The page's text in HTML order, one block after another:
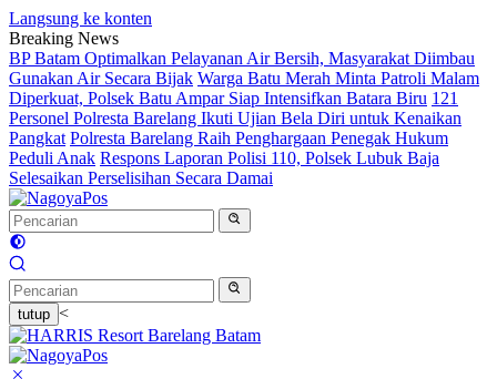
Langsung ke konten
Breaking News
BP Batam Optimalkan Pelayanan Air Bersih, Masyarakat Diimbau
Gunakan Air Secara Bijak Warga Batu Merah Minta Patroli Malam
Diperkuat, Polsek Batu Ampar Siap Intensifkan Batara Biru 121
Personel Polresta Barelang Ikuti Ujian Bela Diri untuk Kenaikan
Pangkat Polresta Barelang Raih Penghargaan Penegak Hukum
Peduli Anak Respons Laporan Polisi 110, Polsek Lubuk Baja
Selesaikan Perselisihan Secara Damai
tutup <